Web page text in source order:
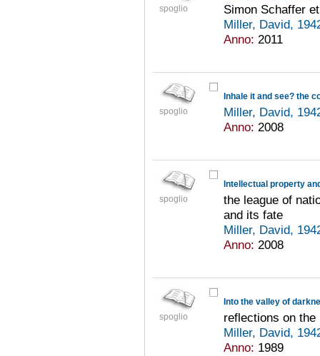
spoglio
Simon Schaffer
Miller, David,
Anno: 2011
spoglio
Miller, David,
Anno: 2008
spoglio
Intellectual property
the league of
and its fate
Miller, David,
Anno: 2008
spoglio
Into the valley of
reflections on
Miller, David,
Anno: 1989